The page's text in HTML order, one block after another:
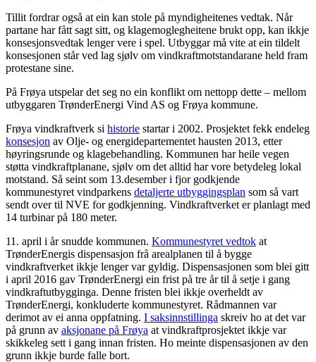
Tillit fordrar også at ein kan stole på myndigheitenes vedtak. Når
partane har fått sagt sitt, og klagemoglegheitene brukt opp, kan ikkje
konsesjonsvedtak lenger vere i spel. Utbyggar må vite at ein tildelt
konsesjonen står ved lag sjølv om vindkraftmotstandarane held fram
protestane sine.
På Frøya utspelar det seg no ein konflikt om nettopp dette – mellom
utbyggaren TrønderEnergi Vind AS og Frøya kommune.
Frøya vindkraftverk si historie startar i 2002. Prosjektet fekk endeleg
konsesjon av Olje- og energidepartementet hausten 2013, etter
høyringsrunde og klagebehandling. Kommunen har heile vegen
støtta vindkraftplanane, sjølv om det alltid har vore betydeleg lokal
motstand. Så seint som 13.desember i fjor godkjende
kommunestyret vindparkens detaljerte utbyggingsplan som så vart
sendt over til NVE for godkjenning. Vindkraftverket er planlagt med
14 turbinar på 180 meter.
11. april i år snudde kommunen. Kommunestyret vedtok at
TrønderEnergis dispensasjon frå arealplanen til å bygge
vindkraftverket ikkje lenger var gyldig. Dispensasjonen som blei gitt
i april 2016 gav TrønderEnergi ein frist på tre år til å setje i gang
vindkraftutbygginga. Denne fristen blei ikkje overheldt av
TrønderEnergi, konkluderte kommunestyret. Rådmannen var
derimot av ei anna oppfatning. I saksinnstillinga skreiv ho at det var
på grunn av aksjonane på Frøya at vindkraftprosjektet ikkje var
skikkeleg sett i gang innan fristen. Ho meinte dispensasjonen av den
grunn ikkje burde falle bort.